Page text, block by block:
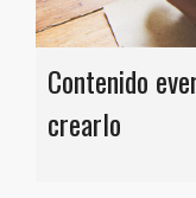
Contenido
crearlo